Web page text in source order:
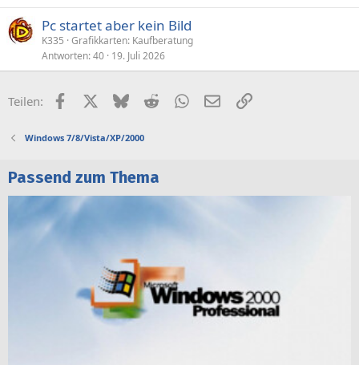
Pc startet aber kein Bild
K335 Grafikkarten: Kaufberatung
Antworten 40 19. Juli 2026
Teilen: FacebookX (Twitter)
BlueskyRedditWhatsApp
E-MailLink
Windows 7/8/Vista/XP/2000
Passend zum Thema